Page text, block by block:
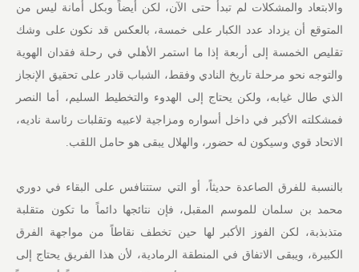
والابتعاد والمشكلات لم تبدأ حتى الآن، لكن أيضاً وبكل أمانة ليس من
المتوقع أن يزداد عدد الكبار على خمسة، بالعكس قد نكون على وشك
تقليص الخمسة إلى أربعة إذا ما استمر الأهلي في رحلة فقدان الهوية
والتوجه نحو مرحلة تاريخ النادي وفقط، الشباب قادر على تحقيق الإنجاز
الذي طال غيابه، ولكن يحتاج إلى الهدوء والتخطيط السليم، أما النصر
فمشكلته الأكبر في داخل أسواره ومزاجية لاعبيه وتقلبات رئاسة ناديه،
الاتحاد قوي وسيكون له حضور، والهلال يبقى هو حامل اللقب.
بالنسبة للفرق الصاعدة حديثاً، أو التي ستتنافس على البقاء في دوري
محمد بن سلمان للموسم المقبل، فإن نتائجها دائماً ما تكون متقلبة
متذبذبة، لكن الفوز الأكبر لها حين تخطف نقاطاً من مواجهة الفرق
الكبيرة، ويبقى الاتفاق في المنطقة الرمادية، لأن هذا الفريق يحتاج إلى